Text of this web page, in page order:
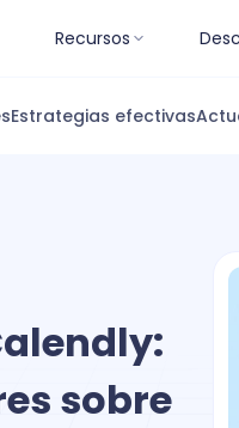
Recursos
Estrategias efectivas
sobre